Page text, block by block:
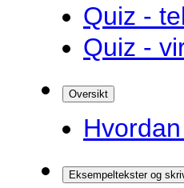
Quiz -
Quiz -
Oversikt
Eksempeltekster og